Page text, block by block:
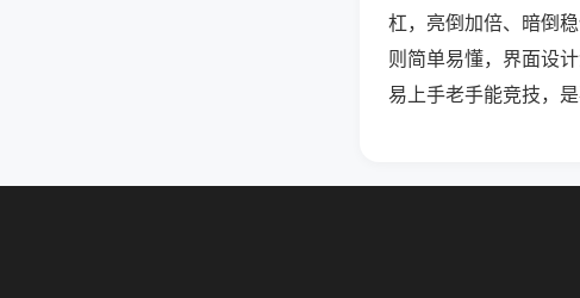
杠，亮倒加倍、暗倒
则简单易懂，界面设
易上手老手能竞技，